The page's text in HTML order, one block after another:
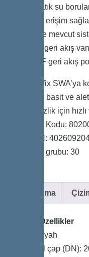
parçası, atık su
için kolay erişim
sayesinde mevcut
Premium geri akış
Pumpfix F geri akış
Staufix SWA’ya
Hızlı, basit ve
Temizlik için
Ürün Kodu:
GTIN:
Fiyat grubu: 30
Açıklama
Genel Özellikler
Renk: siyah
Nominal çap (DN):